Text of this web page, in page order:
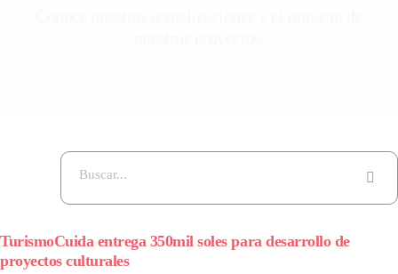
TurismoCuida entrega 350mil soles para desarrollo de
proyectos culturales